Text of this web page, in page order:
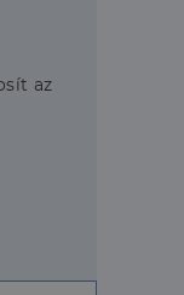
az